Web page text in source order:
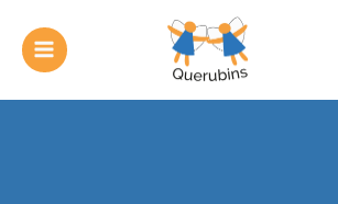
para
conteúdo